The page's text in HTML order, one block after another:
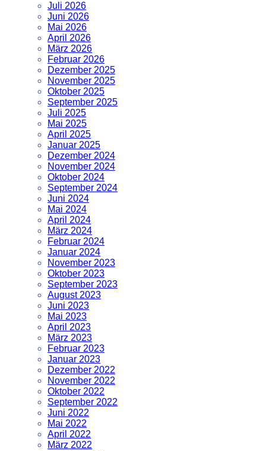
Juli 2026
Juni 2026
Mai 2026
April 2026
März 2026
Februar 2026
Dezember 2025
November 2025
Oktober 2025
September 2025
Juli 2025
Mai 2025
April 2025
Januar 2025
Dezember 2024
November 2024
Oktober 2024
September 2024
Juni 2024
Mai 2024
April 2024
März 2024
Februar 2024
Januar 2024
November 2023
Oktober 2023
September 2023
August 2023
Juni 2023
Mai 2023
April 2023
März 2023
Februar 2023
Januar 2023
Dezember 2022
November 2022
Oktober 2022
September 2022
Juni 2022
Mai 2022
April 2022
März 2022